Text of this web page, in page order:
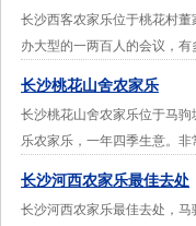
长沙西客农家乐位于桃花村
办大型的一两百人的会议，
长沙桃花山舍农家乐
长沙桃花山舍农家乐位于马
乐农家乐，一年四季生意。非
长沙河西农家乐最佳去处
长沙河西农家乐最佳去处，